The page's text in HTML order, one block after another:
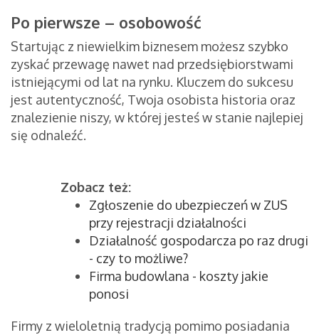
Po pierwsze – osobowość
Startując z niewielkim biznesem możesz szybko
zyskać przewagę nawet nad przedsiębiorstwami
istniejącymi od lat na rynku. Kluczem do sukcesu
jest autentyczność, Twoja osobista historia oraz
znalezienie niszy, w której jesteś w stanie najlepiej
się odnaleźć.
Zobacz też:
Zgłoszenie do ubezpieczeń w ZUS
przy rejestracji działalności
Działalność gospodarcza po raz drugi
- czy to możliwe?
Firma budowlana - koszty jakie
ponosi
Firmy z wieloletnią tradycją pomimo posiadania